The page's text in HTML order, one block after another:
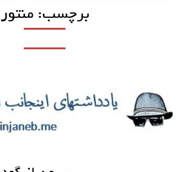
برچسب: منتور